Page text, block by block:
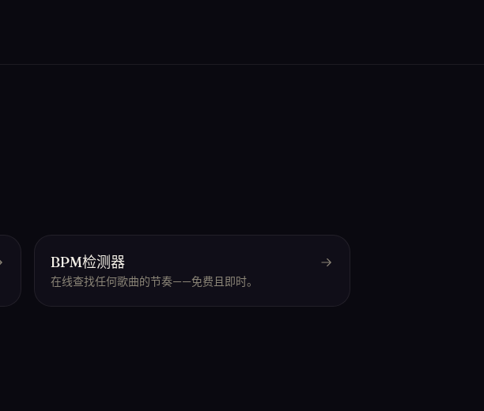
BPM检测器
在线查找任何歌曲的节奏——免费且即时。